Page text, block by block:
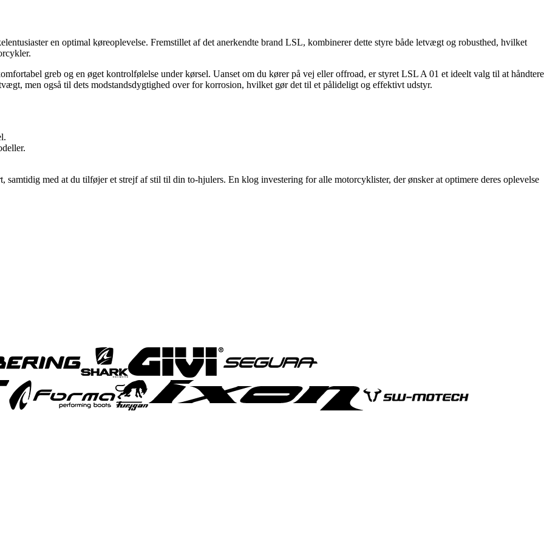
en optimal køreoplevelse. Fremstillet af det anerkendte brand LSL, kombinerer dette styre både letvægt og robusthed, hvilket
greb og en øget kontrolfølelse under kørsel. Uanset om du kører på vej eller offroad, er styret LSL A 01 et ideelt valg til at håndtere
men også til dets modstandsdygtighed over for korrosion, hvilket gør det til et pålideligt og effektivt udstyr.
med at du tilføjer et strejf af stil til din to-hjulers. En klog investering for alle motorcyklister, der ønsker at optimere deres oplevelse